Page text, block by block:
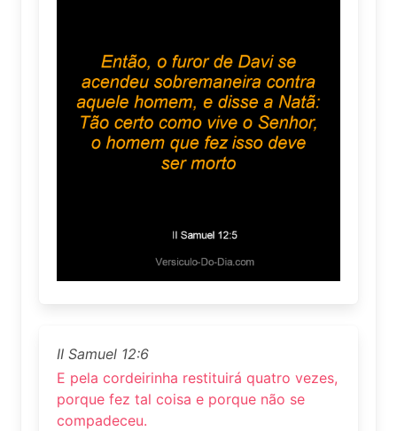
II Samuel 12:6
E pela cordeirinha restituirá quatro vezes,
porque fez tal coisa e porque não se
compadeceu.